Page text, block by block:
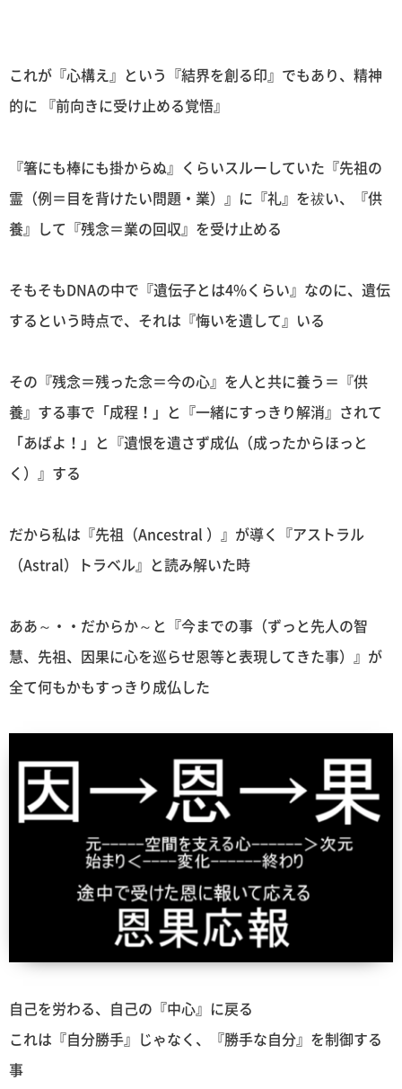
これが『心構え』という『結界を創る印』でもあり、精神
的に 『前向きに受け止める覚悟』
『箸にも棒にも掛からぬ』くらいスルーしていた『先祖の
霊（例＝目を背けたい問題・業）』に『礼』を祓い、『供
養』して『残念＝業の回収』を受け止める
そもそもDNAの中で『遺伝子とは4%くらい』なのに、遺伝
するという時点で、それは『悔いを遺して』いる
その『残念＝残った念＝今の心』を人と共に養う＝『供
養』する事で「成程！」と『一緒にすっきり解消』されて
「あばよ！」と『遺恨を遺さず成仏（成ったからほっと
く）』する
だから私は『先祖（Ancestral ）』が導く『アストラル
（Astral）トラベル』と読み解いた時
ああ～・・だからか～と『今までの事（ずっと先人の智
慧、先祖、因果に心を巡らせ恩等と表現してきた事）』が
全て何もかもすっきり成仏した
自己を労わる、自己の『中心』に戻る
これは『自分勝手』じゃなく、『勝手な自分』を制御する
事